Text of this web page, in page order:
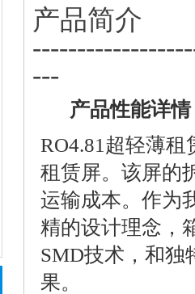
产品简介
---
产品性能详
RO4.81超轻薄租
租赁屏。该屏的
运输成本。作为
精的设计理念，
SMD技术，和独
果。